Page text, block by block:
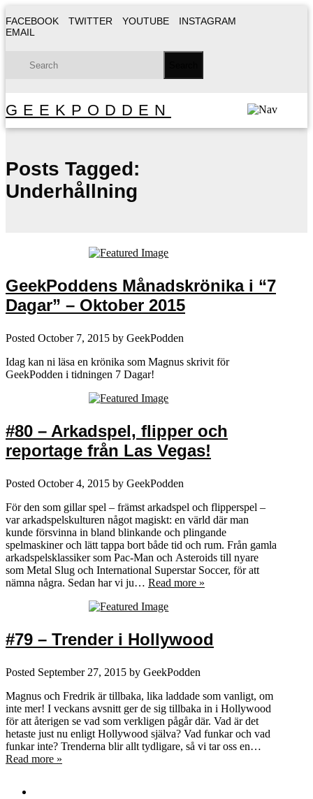
FACEBOOK TWITTER YOUTUBE
INSTAGRAM
EMAIL
GEEKPODDEN
Posts Tagged:
Underhållning
GeekPoddens Månadskrönika i “7
Dagar” – Oktober 2015
Posted October 7, 2015 by GeekPodden
Idag kan ni läsa en krönika som Magnus skrivit för
GeekPodden i tidningen 7 Dagar!
#80 – Arkadspel, flipper och
reportage från Las Vegas!
Posted October 4, 2015 by GeekPodden
För den som gillar spel – främst arkadspel och flipperspel –
var arkadspelskulturen något magiskt: en värld där man
kunde försvinna in bland blinkande och plingande
spelmaskiner och lätt tappa bort både tid och rum. Från gamla
arkadspelsklassiker som Pac-Man och Asteroids till nyare
som Metal Slug och International Superstar Soccer, för att
nämna några. Sedan har vi ju… Read more »
#79 – Trender i Hollywood
Posted September 27, 2015 by GeekPodden
Magnus och Fredrik är tillbaka, lika laddade som vanligt, om
inte mer! I veckans avsnitt ger de sig tillbaka in i Hollywood
för att återigen se vad som verkligen pågår där. Vad är det
hetaste just nu enligt Hollywood själva? Vad funkar och vad
funkar inte? Trenderna blir allt tydligare, så vi tar oss en…
Read more »